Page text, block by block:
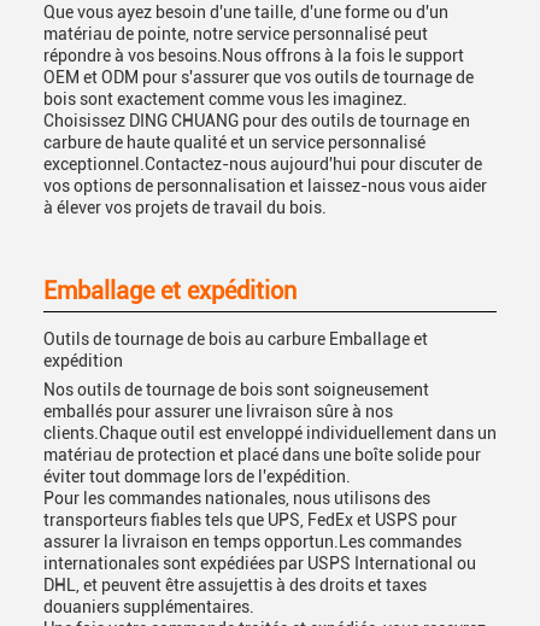
Que vous ayez besoin d'une taille, d'une forme ou d'un
matériau de pointe, notre service personnalisé peut
répondre à vos besoins.Nous offrons à la fois le support
OEM et ODM pour s'assurer que vos outils de tournage de
bois sont exactement comme vous les imaginez.
Choisissez DING CHUANG pour des outils de tournage en
carbure de haute qualité et un service personnalisé
exceptionnel.Contactez-nous aujourd'hui pour discuter de
vos options de personnalisation et laissez-nous vous aider
à élever vos projets de travail du bois.
Emballage et expédition
Outils de tournage de bois au carbure Emballage et
expédition
Nos outils de tournage de bois sont soigneusement
emballés pour assurer une livraison sûre à nos
clients.Chaque outil est enveloppé individuellement dans un
matériau de protection et placé dans une boîte solide pour
éviter tout dommage lors de l'expédition.
Pour les commandes nationales, nous utilisons des
transporteurs fiables tels que UPS, FedEx et USPS pour
assurer la livraison en temps opportun.Les commandes
internationales sont expédiées par USPS International ou
DHL, et peuvent être assujettis à des droits et taxes
douaniers supplémentaires.